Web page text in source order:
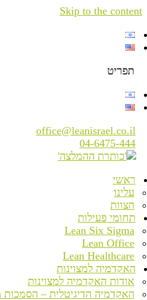
Skip to the content
תפריט
office@leanisrael.co.il
04-6475-444
ראשי
עלינו
הצוות
תחומי פעילות
Lean Six Sigma
Lean Office
Lean Healthcare
האקדמיה למצוינות
אודות האקדמיה למצוינות